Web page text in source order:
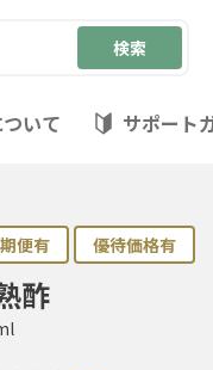
いて サポート
便有 優待価格有
酢